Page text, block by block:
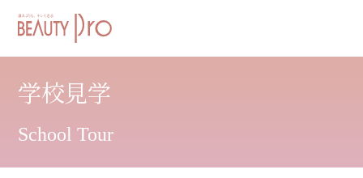
学校見学
School Tour